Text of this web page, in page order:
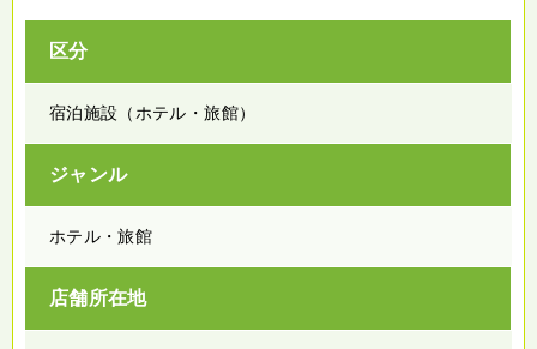
区分
宿泊施設（ホテル・旅館）
ジャンル
ホテル・旅館
店舗所在地